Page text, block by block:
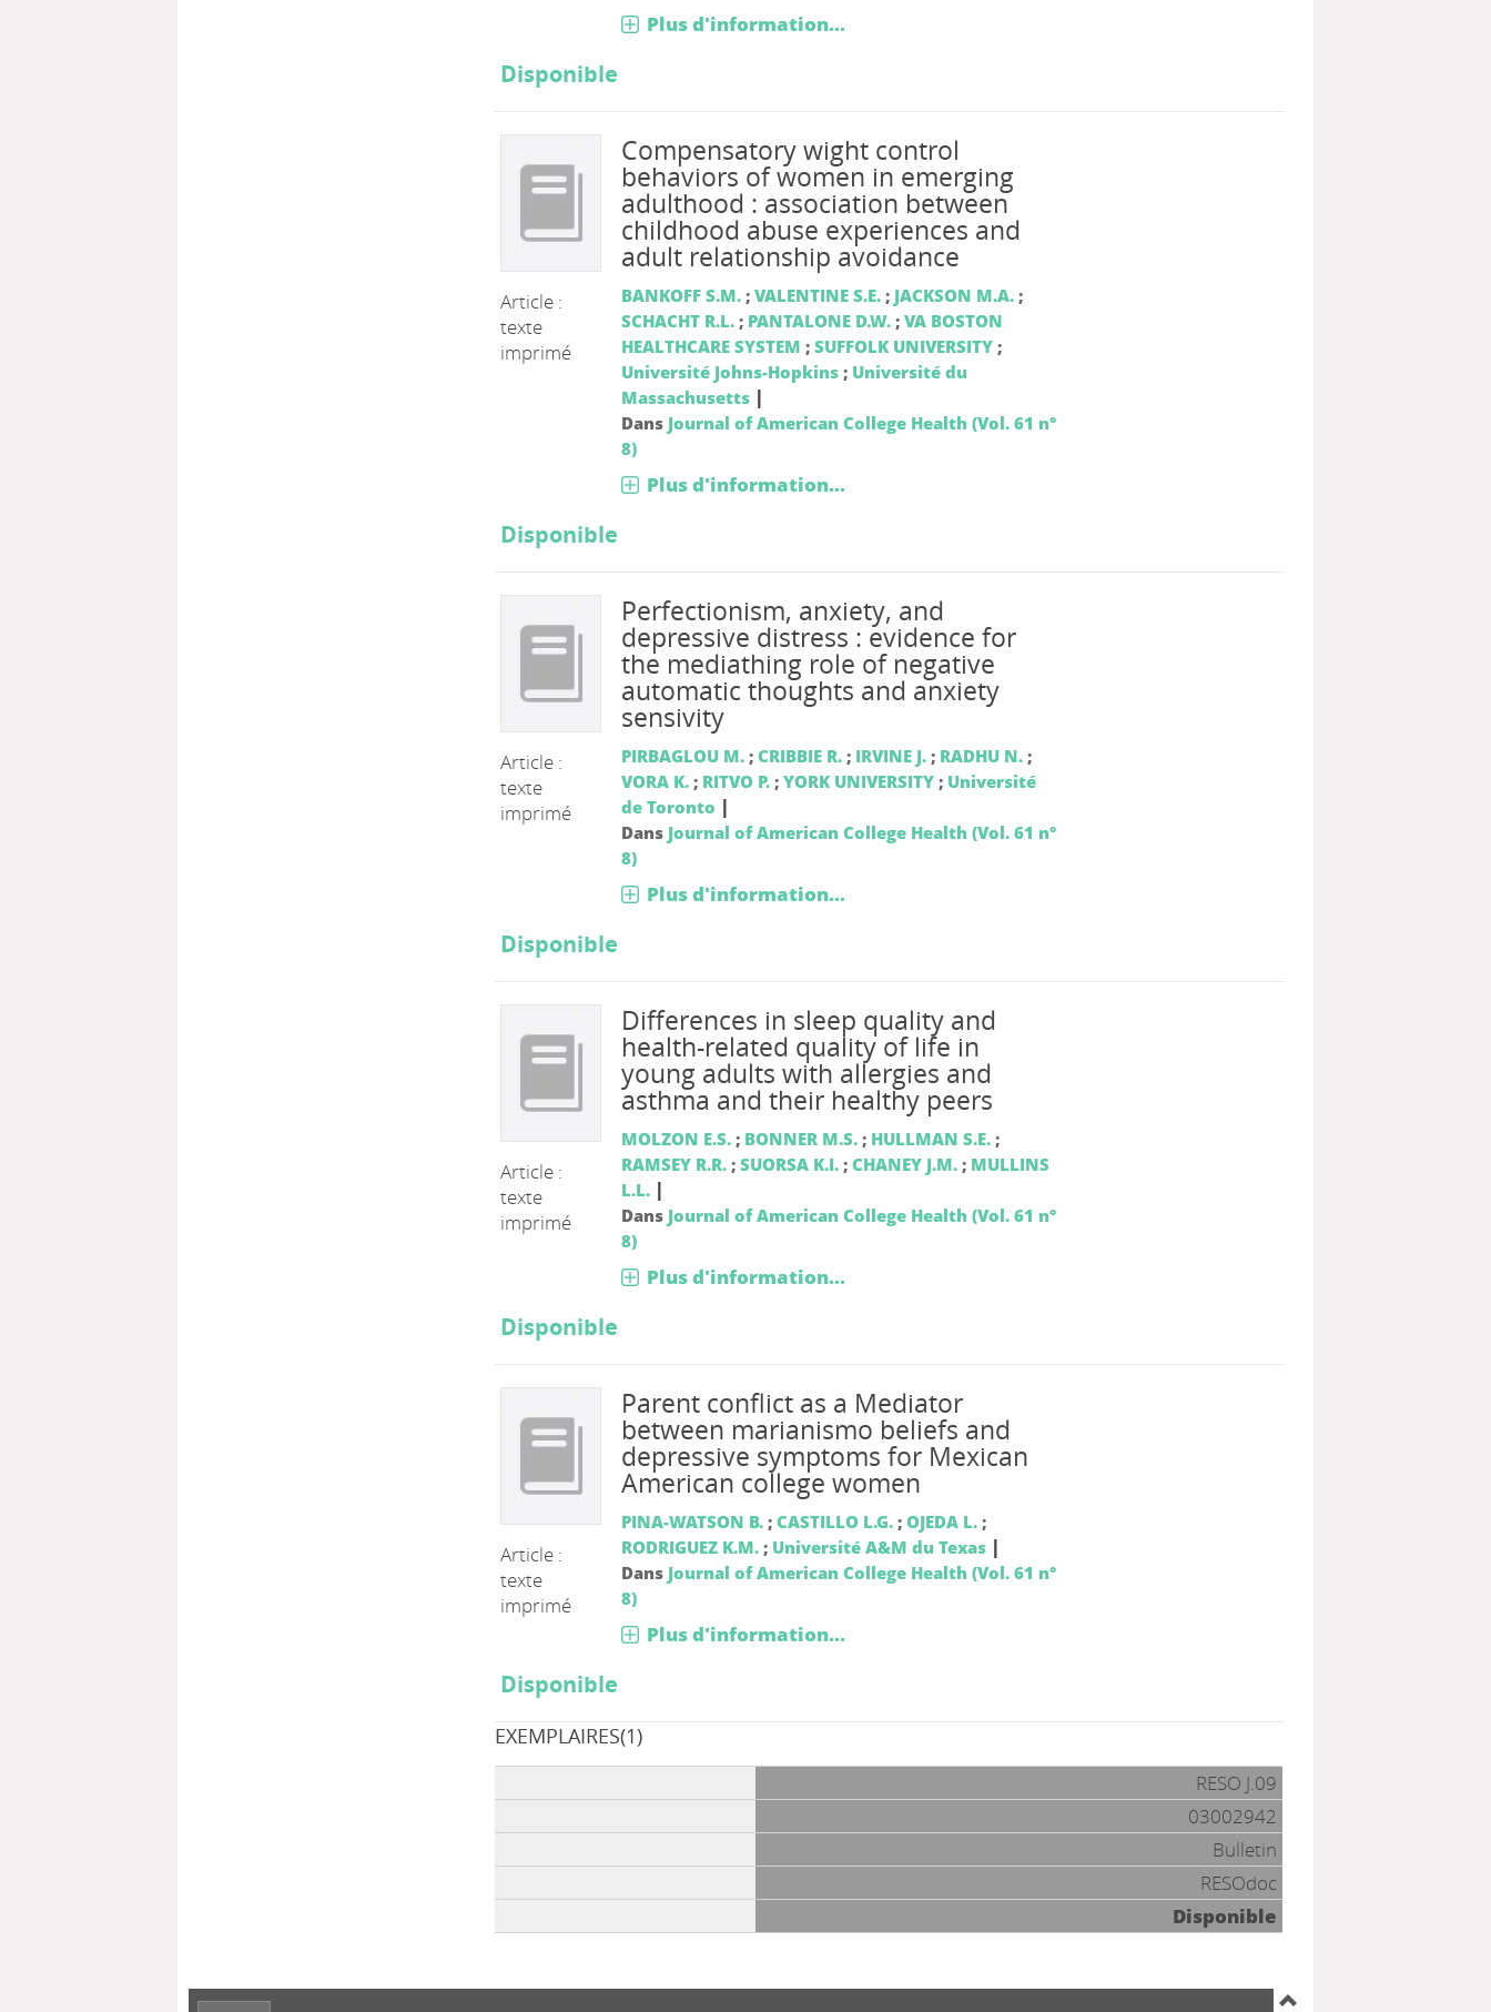
Plus d'information...
Disponible
Article :
texte
imprimé
Compensatory wight control
behaviors of women in emerging
adulthood : association between
childhood abuse experiences and
adult relationship avoidance
BANKOFF S.M.; VALENTINE S.E.; JACKSON M.A.;
SCHACHT R.L.; PANTALONE D.W.; VA BOSTON
HEALTHCARE SYSTEM ; SUFFOLK UNIVERSITY;
Université Johns-Hopkins; Université du
Massachusetts |
Dans Journal of American College Health (Vol. 61 n°
8)
Plus d'information...
Disponible
Article :
texte
imprimé
Perfectionism, anxiety, and
depressive distress : evidence for
the mediathing role of negative
automatic thoughts and anxiety
sensivity
PIRBAGLOU M.; CRIBBIE R.; IRVINE J.; RADHU N.;
VORA K.; RITVO P.; YORK UNIVERSITY; Université
de Toronto |
Dans Journal of American College Health (Vol. 61 n°
8)
Plus d'information...
Disponible
Article :
texte
imprimé
Differences in sleep quality and
health-related quality of life in
young adults with allergies and
asthma and their healthy peers
MOLZON E.S.; BONNER M.S.; HULLMAN S.E.;
RAMSEY R.R.; SUORSA K.I.; CHANEY J.M.; MULLINS
L.L. |
Dans Journal of American College Health (Vol. 61 n°
8)
Plus d'information...
Disponible
Article :
texte
imprimé
Parent conflict as a Mediator
between marianismo beliefs and
depressive symptoms for Mexican
American college women
PINA-WATSON B.; CASTILLO L.G.; OJEDA L.;
RODRIGUEZ K.M.; Université A&M du Texas |
Dans Journal of American College Health (Vol. 61 n°
8)
Plus d'information...
Disponible
EXEMPLAIRES(1)
RESO J.09
03002942
Bulletin
RESOdoc
Disponible